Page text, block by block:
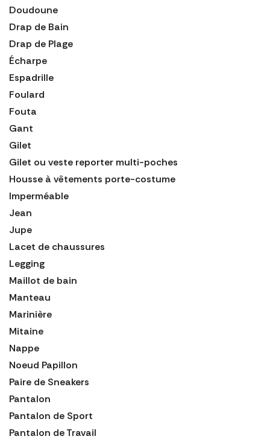
Doudoune
Drap de Bain
Drap de Plage
Écharpe
Espadrille
Foulard
Fouta
Gant
Gilet
Gilet ou veste reporter multi-poches
Housse à vêtements porte-costume
Imperméable
Jean
Jupe
Lacet de chaussures
Legging
Maillot de bain
Manteau
Marinière
Mitaine
Nappe
Noeud Papillon
Paire de Sneakers
Pantalon
Pantalon de Sport
Pantalon de Travail